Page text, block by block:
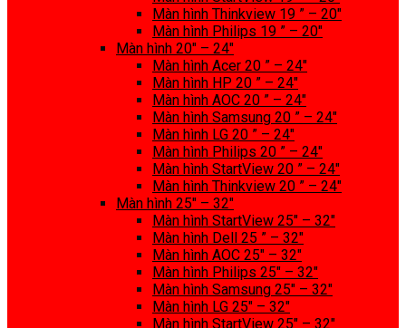
Màn hình Thinkview 19 ” – 20″
Màn hình Philips 19 ” – 20″
Màn hình 20″ – 24″
Màn hình Acer 20 ” – 24″
Màn hình HP 20 ” – 24″
Màn hình AOC 20 ” – 24″
Màn hình Samsung 20 ” – 24″
Màn hình LG 20 ” – 24″
Màn hình Philips 20 ” – 24″
Màn hình StartView 20 ” – 24″
Màn hình Thinkview 20 ” – 24″
Màn hình 25″ – 32″
Màn hình StartView 25″ – 32″
Màn hình Dell 25 ” – 32″
Màn hình AOC 25″ – 32″
Màn hình Philips 25″ – 32″
Màn hình Samsung 25″ – 32″
Màn hình LG 25″ – 32″
Màn hình StartView 25″ – 32″